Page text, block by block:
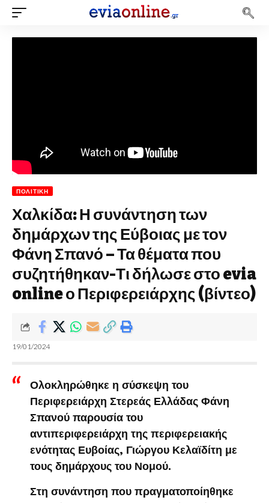
ΠΟΛΙΤΙΚΉ
Χαλκίδα: Η συνάντηση των
δημάρχων της Εύβοιας με τον
Φάνη Σπανό – Τα θέματα που
συζητήθηκαν-Τι δήλωσε στο evia
online ο Περιφερειάρχης (βίντεο)
19/01/2024
Ολοκληρώθηκε η σύσκεψη του
Περιφερειάρχη Στερεάς Ελλάδας Φάνη
Σπανού παρουσία του
αντιπεριφερειάρχη της περιφερειακής
ενότητας Ευβοίας, Γιώργου Κελαϊδίτη με
τους δημάρχους του Νομού.
Στη συνάντηση που πραγματοποίηθηκε